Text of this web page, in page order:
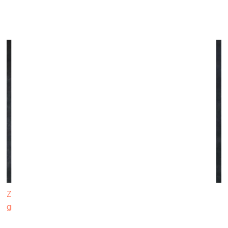
Zane Tuča. Nosalusī saulespuķe. 2023. Audekls, akrils,
grafīts, 200x300 cm